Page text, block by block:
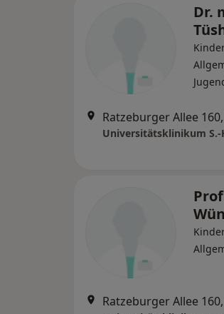
Dr.
Ratzeburger Allee
Ratzeburger Allee